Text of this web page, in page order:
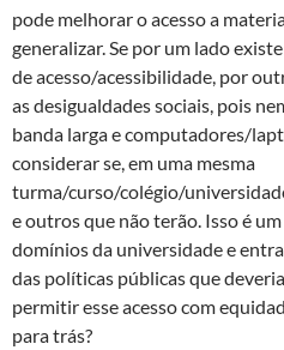
pode melhorar o acesso a
generalizar. Se por um lado
de acesso/acessibilidade, por
as desigualdades sociais, pois
banda larga e computadores/
considerar se, em uma mesma
turma/curso/colégio/
e outros que não terão. Isso é
domínios da universidade e
das políticas públicas que
permitir esse acesso com
para trás?